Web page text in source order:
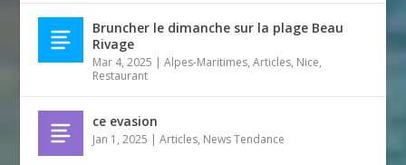
Bruncher le dimanche sur la plage Beau
Rivage
Mar 4, 2025 |Alpes-Maritimes,Articles, Nice,
Restaurant
ce evasion
Jan 1, 2025 |Articles, News Tendance